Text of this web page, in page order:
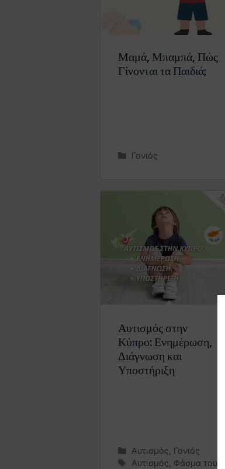
Μαμά, Μπαμπά, Πώς
Γίνονται τα Παιδιά;
Γονιός
Αυτισμός στην
Κύπρο: Ενημέρωση,
Διάγνωση και
Υποστήριξη
Αυτισμός Γονιός
Αυτισμός Φάσμα του